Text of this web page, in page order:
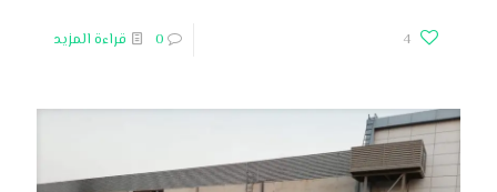
4
0 قراءة المزيد